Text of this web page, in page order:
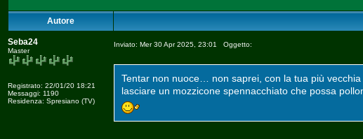
Autore
Seba24
Master
Registrato: 22/01/20 18:21
Messaggi: 1190
Residenza: Spresiano (TV)
Inviato: Mer 30 Apr 2025, 23:01 Oggetto:
Tentar non nuoce… non saprei, con la tua più
lasciare un mozzicone spennacchiato che possa